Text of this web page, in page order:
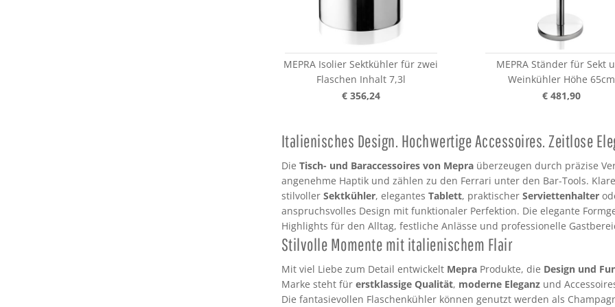
MEPRA Isolier Sektkühler für zwei
Flaschen Inhalt 7,3l
€ 356,24
MEPRA Ständer für Sekt
Weinkühler Höhe 65cm
€ 481,90
Italienisches Design. Hochwertige Accessoires. Zeitlose
Die Tisch- und Baraccessoires von Mepraüberzeugen durch präzise
angenehme Haptik und zählen zu den Ferrari unter den Bar-Tools.
stilvoller Sektkühler, elegantes Tablett, praktischer Serviettenhalter
anspruchsvolles Design mit funktionaler Perfektion. Die elegante
Highlights für den Alltag, festliche Anlässe und professionelle
Stilvolle Momente mit italienischem Flair
Mit viel Liebe zum Detail entwickelt MepraProdukte, die Design und
Marke steht für erstklassige Qualität, moderne Eleganzund
Die fantasievollen Flaschenkühler können genutzt werden als